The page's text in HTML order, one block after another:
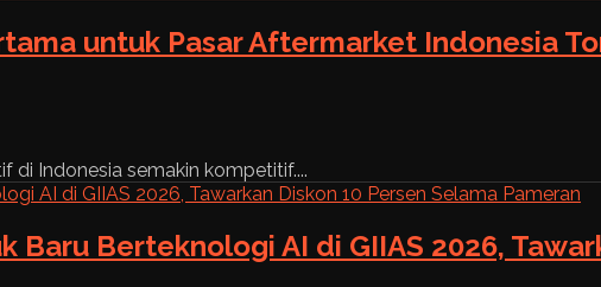
untuk Pasar Aftermarket Indonesia
di Indonesia semakin kompetitif....
Baru Berteknologi AI di GIIAS 2026,